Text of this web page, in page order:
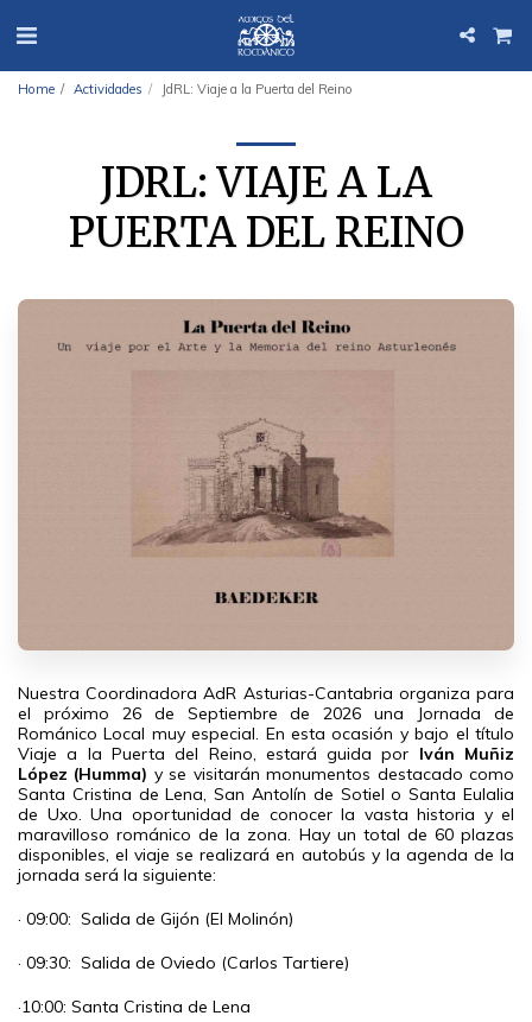
Home Actividades JdRL: Viaje a la Puerta del Reino
JDRL: VIAJE A LA
PUERTA DEL REINO
Nuestra Coordinadora AdR Asturias-Cantabria organiza para
el próximo 26 de Septiembre de 2026 una Jornada de
Románico Local muy especial. En esta ocasión y bajo el título
Viaje a la Puerta del Reino, estará guida por Iván Muñiz
López (Humma) y se visitarán monumentos destacado como
Santa Cristina de Lena, San Antolín de Sotiel o Santa Eulalia
de Uxo. Una oportunidad de conocer la vasta historia y el
maravilloso románico de la zona. Hay un total de 60 plazas
disponibles, el viaje se realizará en autobús y la agenda de la
jornada será la siguiente:
· 09:00: Salida de Gijón (El Molinón)
· 09:30: Salida de Oviedo (Carlos Tartiere)
·10:00: Santa Cristina de Lena